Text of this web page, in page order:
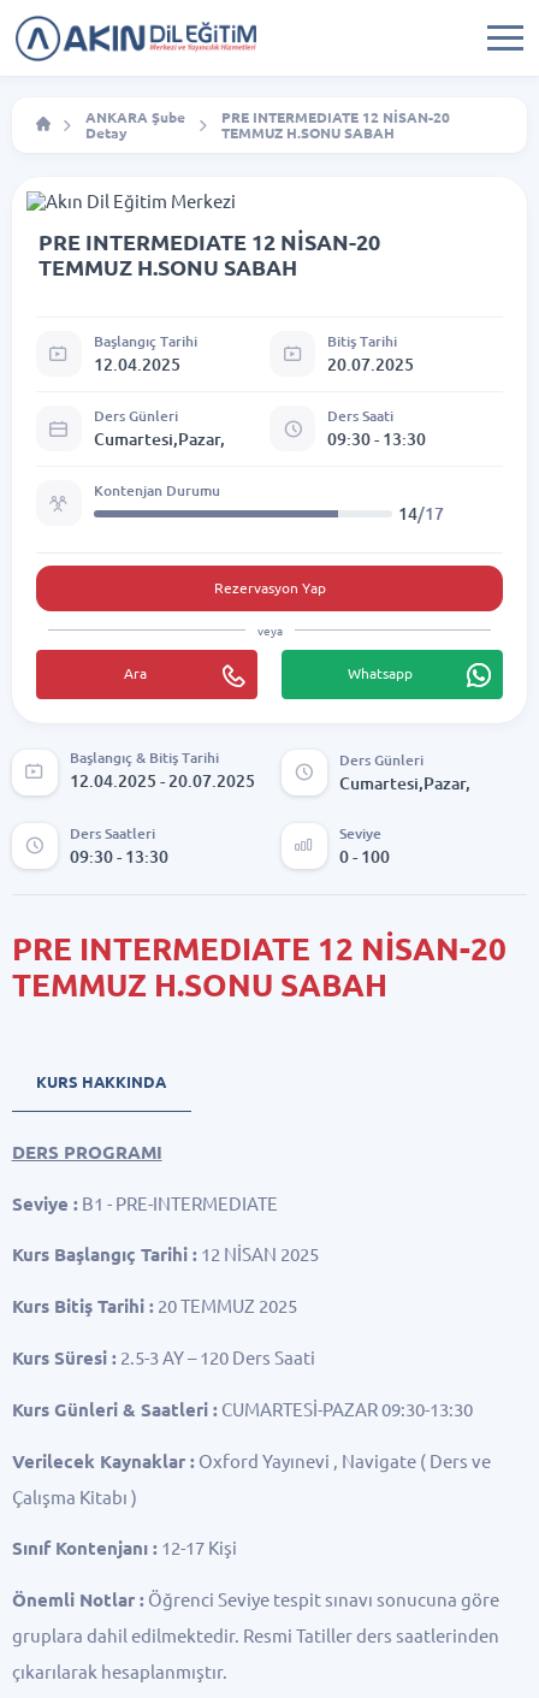
ANKARA Şube
Detay
PRE INTERMEDIATE 12 NİSAN-20
TEMMUZ H.SONU SABAH
Başlangıç & Bitiş Tarihi
12.04.2025 - 20.07.2025
Ders Günleri
Cumartesi,Pazar,
Ders Saatleri
09:30 - 13:30
Seviye
0 - 100
PRE INTERMEDIATE 12 NİSAN-20
TEMMUZ H.SONU SABAH
KURS HAKKINDA
DERS PROGRAMI
Seviye :B1 - PRE-INTERMEDIATE
Kurs Başlangıç Tarihi :12 NİSAN 2025
Kurs Bitiş Tarihi :20 TEMMUZ 2025
Kurs Süresi :2.5-3 AY – 120 Ders Saati
Kurs Günleri & Saatleri :CUMARTESİ-PAZAR 09:30-13:30
Verilecek Kaynaklar :Oxford Yayınevi , Navigate ( Ders ve
Çalışma Kitabı )
Sınıf Kontenjanı :12-17 Kişi
Önemli Notlar :Öğrenci Seviye tespit sınavı sonucuna göre
gruplara dahil edilmektedir. Resmi Tatiller ders saatlerinden
çıkarılarak hesaplanmıştır.
PRE INTERMEDIATE 12 NİSAN-20
TEMMUZ H.SONU SABAH
Başlangıç Tarihi
12.04.2025
Bitiş Tarihi
20.07.2025
Ders Günleri
Cumartesi,Pazar,
Ders Saati
09:30 - 13:30
Kontenjan Durumu
14/17
Rezervasyon Yap
veya
Ara Whatsapp